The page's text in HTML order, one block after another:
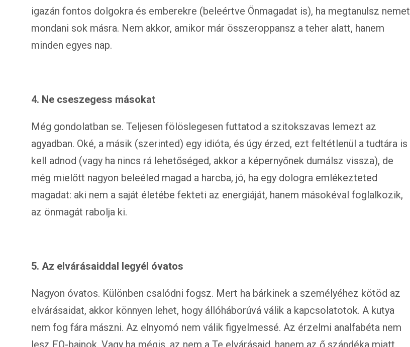
igazán fontos dolgokra és emberekre (beleértve Önmagadat is), ha megtanulsz nemet
mondani sok másra. Nem akkor, amikor már összeroppansz a teher alatt, hanem
minden egyes nap.
4. Ne cseszegess másokat
Még gondolatban se. Teljesen fölöslegesen futtatod a szitokszavas lemezt az
agyadban. Oké, a másik (szerinted) egy idióta, és úgy érzed, ezt feltétlenül a tudtára is
kell adnod (vagy ha nincs rá lehetőséged, akkor a képernyőnek dumálsz vissza), de
még mielőtt nagyon beleéled magad a harcba, jó, ha egy dologra emlékezteted
magadat: aki nem a saját életébe fekteti az energiáját, hanem másokéval foglalkozik,
az önmagát rabolja ki.
5. Az elvárásaiddal legyél óvatos
Nagyon óvatos. Különben csalódni fogsz. Mert ha bárkinek a személyéhez kötöd az
elvárásaidat, akkor könnyen lehet, hogy állóháborúvá válik a kapcsolatotok. A kutya
nem fog fára mászni. Az elnyomó nem válik figyelmessé. Az érzelmi analfabéta nem
lesz EQ-bajnok. Vagy ha mégis, az nem a Te elvárásaid, hanem az ő szándéka miatt